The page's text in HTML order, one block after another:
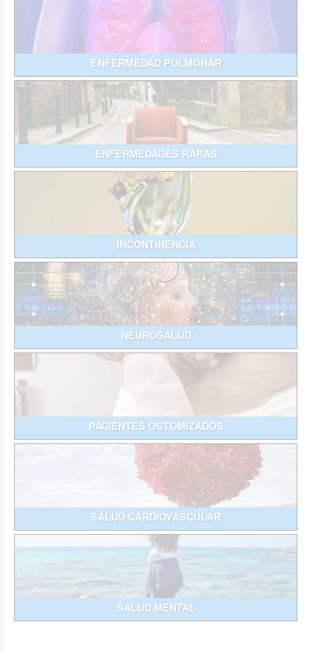
ENFERMEDAD PULMONAR
ENFERMEDADES RARAS
INCONTINENCIA
NEUROSALUD
PACIENTES OSTOMIZADOS
SALUD CARDIOVASCULAR
SALUD MENTAL